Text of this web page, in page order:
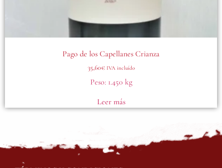
Pago de los Capellanes Crianza
35,60€ IVA incluído
Peso:1.450 kg
Leer más